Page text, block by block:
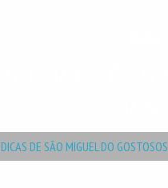
DICAS DE SÃO MIGUEL DO GOSTOSOS